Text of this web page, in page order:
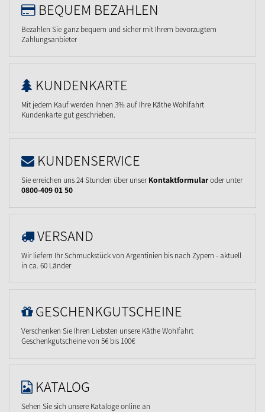
BEQUEM BEZAHLEN
Bezahlen Sie ganz bequem und sicher mit Ihrem bevorzugtem
Zahlungsanbieter
KUNDENKARTE
Mit jedem Kauf werden Ihnen 3% auf Ihre Käthe Wohlfahrt
Kundenkarte gut geschrieben.
KUNDENSERVICE
Sie erreichen uns 24 Stunden über unserKontaktformularoder unter
0800-409 01 50
VERSAND
Wir liefern Ihr Schmuckstück von Argentinien bis nach Zypern - aktuell
in ca. 60 Länder
GESCHENKGUTSCHEINE
Verschenken Sie Ihren Liebsten unsere Käthe Wohlfahrt
Geschenkgutscheine von 5€ bis 100€
KATALOG
Sehen Sie sich unsere Kataloge online an